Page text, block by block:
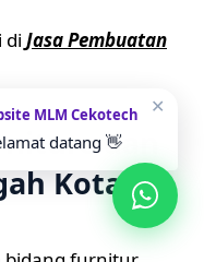
di Jasa Pembuatan
dan
Kota
✕
MLM Cekotech
datang 👋